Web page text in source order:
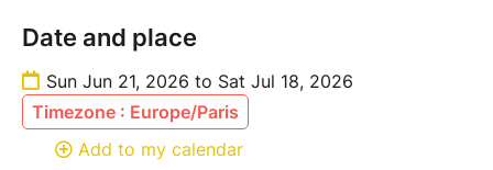
Date and place
Sun Jun 21, 2026 to Sat Jul 18, 2026
Timezone : Europe/Paris
Add to my calendar